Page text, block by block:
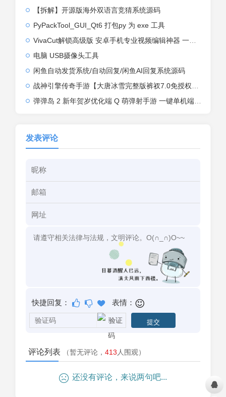
【拆解】开源版海外双语言竞猜系统源码
PyPackTool_GUI_Qt6 打包py 为 exe 工具
VivaCut解锁高级版 安卓手机专业视频编辑神器 一键式AI加持
电脑 USB摄像头工具
闲鱼自动发货系统/自动回复/闲鱼AI回复系统源码
战神引擎传奇手游【大唐冰雪完整版裤衩7.0免授权】2026整理特色服务端+寒冬之城+万象古城+天威大陆+大唐盛世【站长亲测】
弹弹岛 2 新年贺岁优化端 Q 萌弹射手游 一键单机端 + Linux 手工端 + GM 后台 + 安卓 iOS 双端带教程
发表评论
快捷回复： 表情：
评论列表 （暂无评论， 413 人围观）
还没有评论，来说两句吧...